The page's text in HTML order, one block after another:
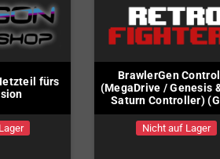
fürs
BrawlerGen
(MegaDrive / Genesis
Saturn Controller)
Nicht auf Lager